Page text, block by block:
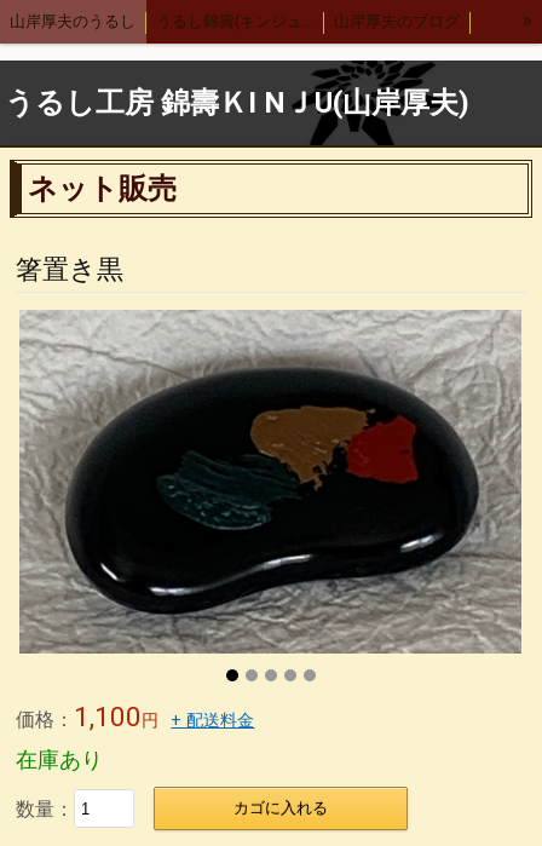
山岸厚夫のうるし うるし錦壽(キンジュ)越前店 山岸厚夫のブログ
まり汁椀 木製刷毛根来汁椀 渕布汁椀 刷毛多用椀
渕布多用椀 箸 舟形鉢 サーバースプーン
細口カレースプーン レンゲ 布張りデザートスプーン 刷毛根来
木合 羽反汁椀 刷毛根来
荒挽 煮物椀
木製仙才汁椀 応量器 木合 応量器 丸盆 古代根来 合鹿椀
木合 丸盆 古代根来 木合 5.5丼 古代根来 木合 尺１会席膳
中野武さんとの出会い 小泉武夫先生との出会い
漆ペンダント 後藤靖子さん
無印良品カレンダー 箱根やまぼうし
無印良品青山店へ 東京画廊の山本孝さん
緒形拳さん 荒井修さん 朱 合鹿椀 パネル パネル2
パネル＊5 パネル＊7 パネル＊9 パネル＊11 パネル＊15
荒挽根来銘々皿
根来塗り 抹茶椀 タメ合鹿椀 金刷毛
カップ椀 金刷毛
»
うるし工房 錦壽ＫI NＪU(山岸厚夫)
ネット販売
箸置き黒
価格： 1,100円 + 配送料金
在庫あり
数量： カゴに入れる